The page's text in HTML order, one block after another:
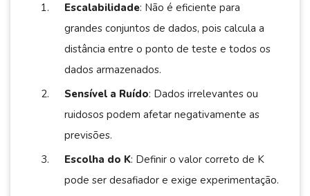
Escalabilidade: Não é eficiente para
grandes conjuntos de dados, pois calcula a
distância entre o ponto de teste e todos os
dados armazenados.
Sensível a Ruído: Dados irrelevantes ou
ruidosos podem afetar negativamente as
previsões.
Escolha do K: Definir o valor correto de K
pode ser desafiador e exige experimentação.